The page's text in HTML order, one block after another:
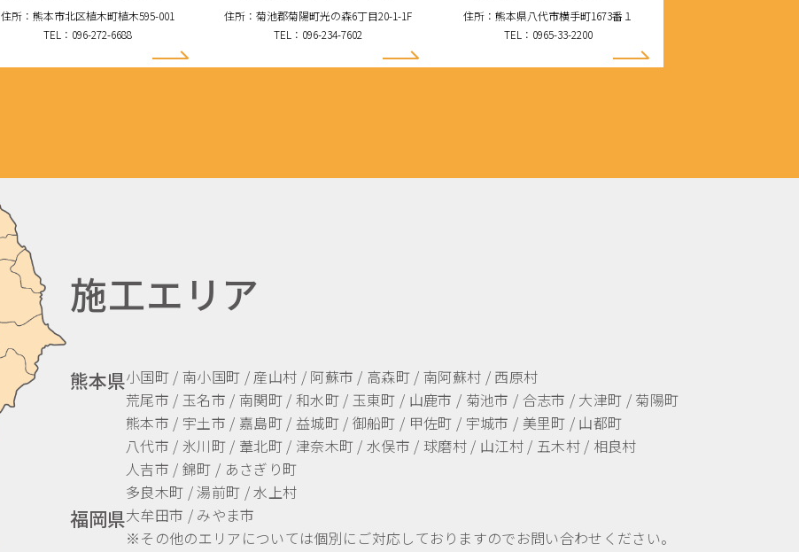
住所：熊本市北区植木町植木595-001
TEL：096-272-6688
住所：菊池郡菊陽町光の森6丁目20-1-1F
TEL：096-234-7602
住所：熊本県八代市横手町1673番１
TEL：0965-33-2200
施工エリア
熊本県小国町 / 南小国町 / 産山村 / 阿蘇市 / 高森町 / 南阿蘇村 / 西原村
荒尾市 / 玉名市 / 南関町 / 和水町 / 玉東町 / 山鹿市 / 菊池市 / 合志市 / 大津町 / 菊陽町
熊本市 / 宇土市 / 嘉島町 / 益城町 / 御船町 / 甲佐町 / 宇城市 / 美里町 / 山都町
八代市 / 氷川町 / 葦北町 / 津奈木町 / 水俣市 / 球磨村 / 山江村 / 五木村 / 相良村
人吉市 / 錦町 / あさぎり町
多良木町 / 湯前町 / 水上村
福岡県大牟田市 / みやま市
※その他のエリアについては個別にご対応しておりますのでお問い合わせください。